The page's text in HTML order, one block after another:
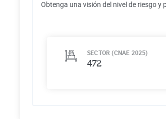
Obtenga una visión del nivel de riesgo
SECTOR (CNAE 2025)
472